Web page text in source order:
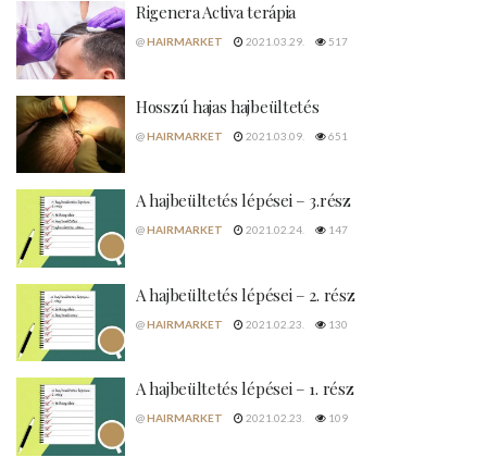
Rigenera Activa terápia
@HAIRMARKET 2021.03.29. 517
Hosszú hajas hajbeültetés
@HAIRMARKET 2021.03.09. 651
A hajbeültetés lépései – 3.rész
@HAIRMARKET 2021.02.24. 147
A hajbeültetés lépései – 2. rész
@HAIRMARKET 2021.02.23. 130
A hajbeültetés lépései – 1. rész
@HAIRMARKET 2021.02.23. 109